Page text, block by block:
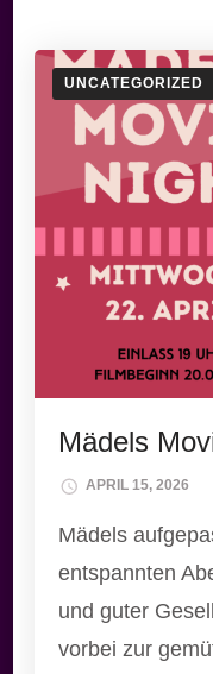
UNCATEGORIZED
Mädels
APRIL 15, 2026
Mädels
entspannten
und guter
vorbei zur